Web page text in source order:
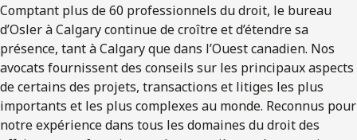
Comptant plus de 60 professionnels du droit, le bureau
d’Osler à Calgary continue de croître et d’étendre sa
présence, tant à Calgary que dans l’Ouest canadien. Nos
avocats fournissent des conseils sur les principaux aspects
de certains des projets, transactions et litiges les plus
importants et les plus complexes au monde. Reconnus pour
notre expérience dans tous les domaines du droit des